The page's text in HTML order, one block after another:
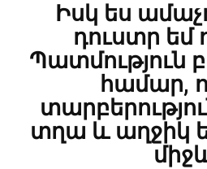
Իսկ ես
դուստր եմ
Պատմություն
համար,
տղա և աղջիկ